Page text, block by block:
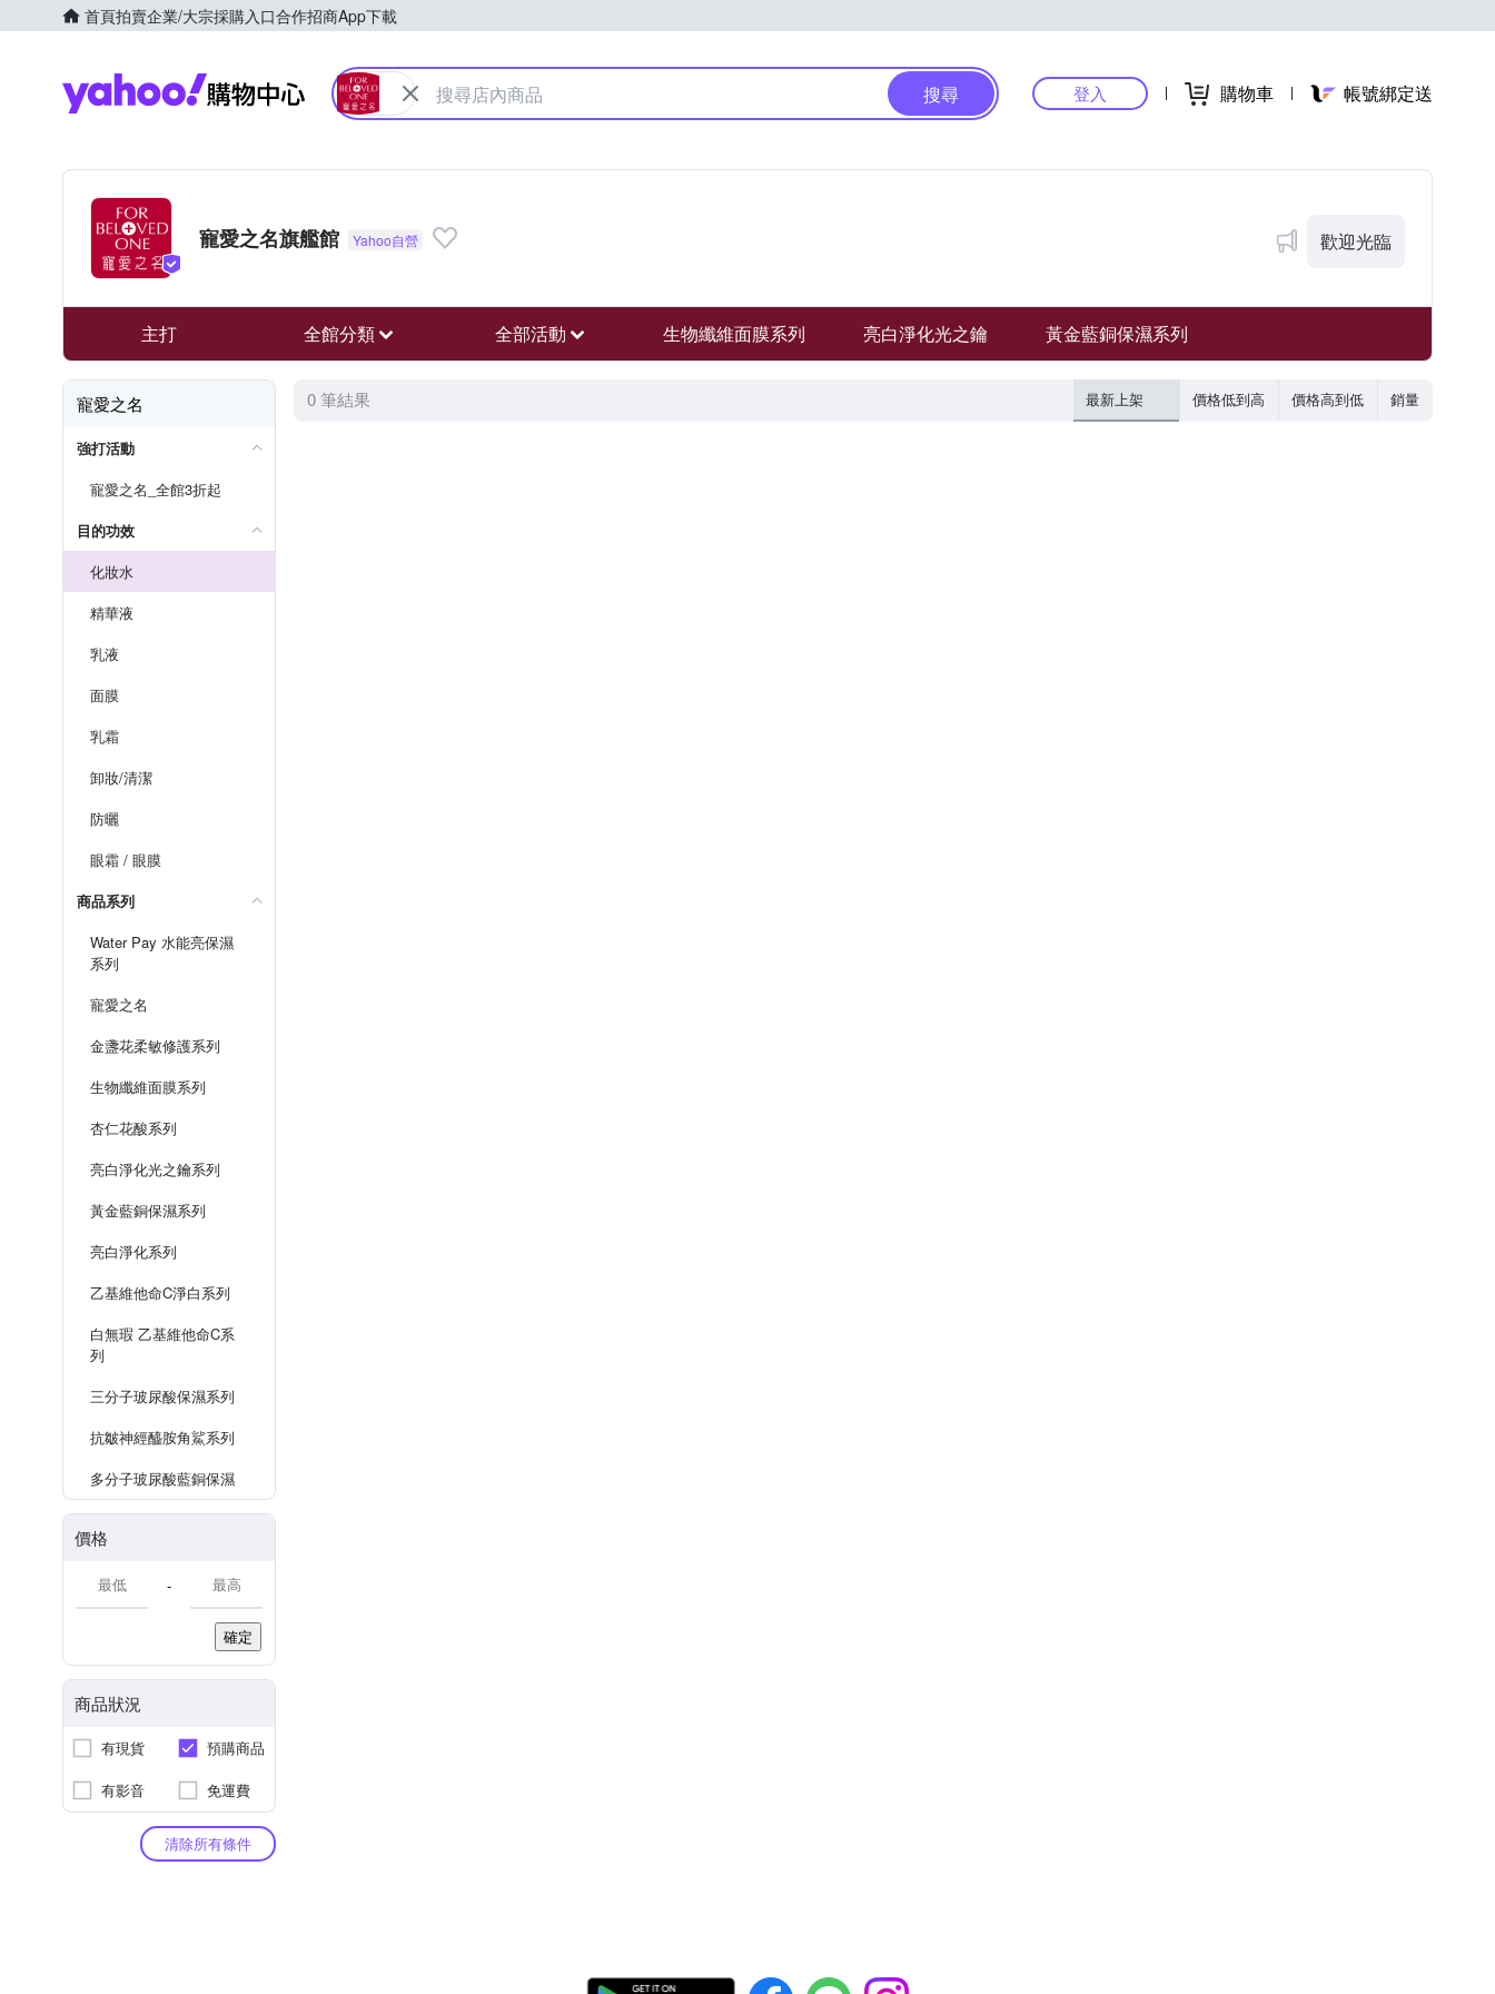
首頁拍賣企業/大宗採購入口合作招商App下載
Yahoo購物中心
搜尋 登入 購物車 帳號綁定送
寵愛之名旗艦館 歡迎光臨
主打 全館分類 全部活動 生物纖維面膜系列 亮白淨化光之鑰 黃金藍銅保濕系列
寵愛之名
強打活動
寵愛之名_全館3折起
目的功效
化妝水
精華液
乳液
面膜
乳霜
卸妝/清潔
防曬
眼霜 / 眼膜
商品系列
Water Pay 水能亮保濕
系列
寵愛之名
金盞花柔敏修護系列
生物纖維面膜系列
杏仁花酸系列
亮白淨化光之鑰系列
黃金藍銅保濕系列
亮白淨化系列
乙基維他命C淨白系列
白無瑕 乙基維他命C系
列
三分子玻尿酸保濕系列
抗皺神經醯胺角鯊系列
多分子玻尿酸藍銅保濕
價格
-
確定
商品狀況
有現貨
預購商品
有影音
免運費
清除所有條件
0 筆結果 最新上架 價格低到高 價格高到低 銷量